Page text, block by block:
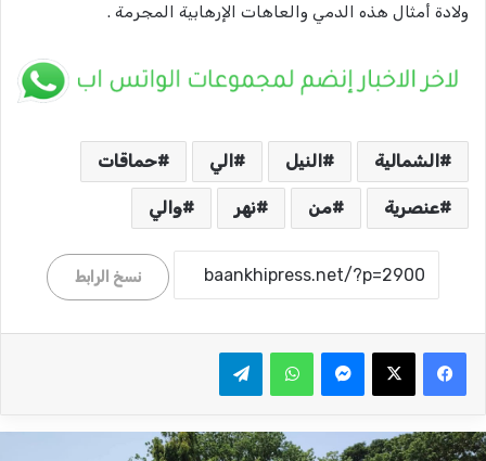
ولادة أمثال هذه الدمي والعاهات الإرهابية المجرمة .
الشمالية النيل الي حماقات
عنصرية من نهر والي
نسخ الرابط
واتساب